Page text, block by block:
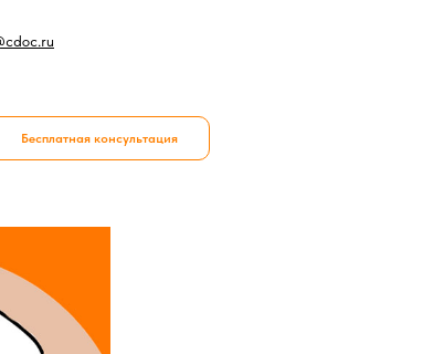
Бесплатная консультация